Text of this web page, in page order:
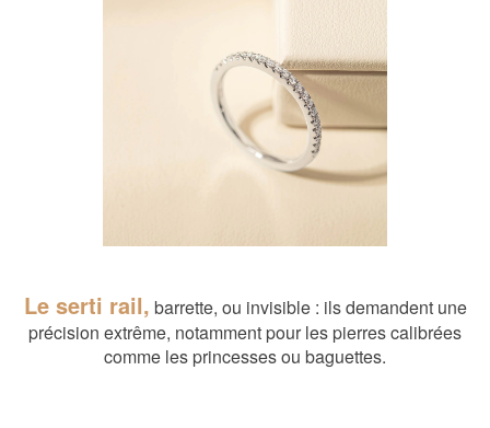
Le serti rail, barrette, ou invisible : ils demandent une
précision extrême, notamment pour les pierres calibrées
comme les princesses ou baguettes.